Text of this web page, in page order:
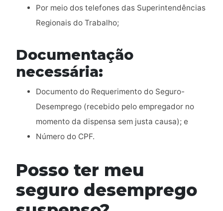
Por meio dos telefones das Superintendências
Regionais do Trabalho;
Documentação
necessária:
Documento do Requerimento do Seguro-
Desemprego (recebido pelo empregador no
momento da dispensa sem justa causa); e
Número do CPF.
Posso ter meu
seguro desemprego